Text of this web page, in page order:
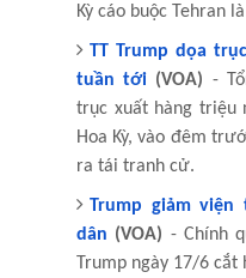
Kỳ cáo buộc Tehran
TT Trump dọa
tuần tới (VOA) -
trục xuất hàng
Hoa Kỳ, vào đêm
ra tái tranh cử.
Trump giảm
dân (VOA) - Chính
Trump ngày 17/6